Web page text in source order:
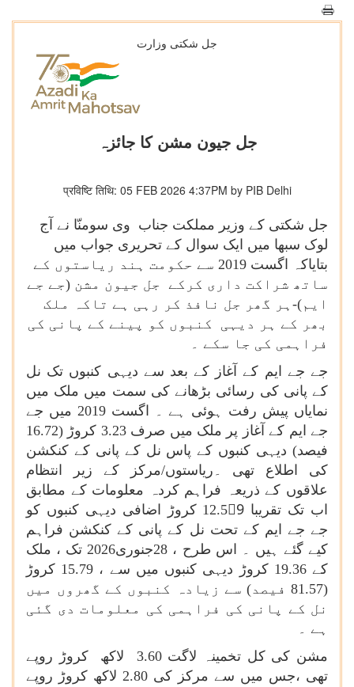
جل شکتی وزارت
جل جیون مشن کا جائزہ
प्रविष्टि तिथि: 05 FEB 2026 4:37PM by PIB Delhi
جل شکتی کے وزیر مملکت جناب وی سومنّا نے آج
لوک سبھا میں ایک سوال کے تحریری جواب میں
بتایاکہ اگست 2019 سے حکومت ہند ریاستوں کے
ساتھ شراکت داری کرکے جل جیون مشن (جے جے
ایم)-ہر گھر جل نافذ کر رہی ہے تاکہ ملک
بھر کے ہر دیہی کنبوں کو پینے کے پانی کی
فراہمی کی جا سکے ۔
جے جے ایم کے آغاز کے بعد سے دیہی کنبوں تک نل
کے پانی کی رسائی بڑھانے کی سمت میں ملک میں
نمایاں پیش رفت ہوئی ہے ۔ اگست 2019 میں جے
جے ایم کے آغاز پر ملک میں صرف 3.23 کروڑ (16.72
فیصد) دیہی کنبوں کے پاس نل کے پانی کے کنکشن
کی اطلاع تھی ۔ریاستوں/مرکز کے زیر انتظام
علاقوں کے ذریعہ فراہم کردہ معلومات کے مطابق
اب تک تقریبا 12.59ً کروڑ اضافی دیہی کنبوں کو
جے جے ایم کے تحت نل کے پانی کے کنکشن فراہم
کیے گئے ہیں ۔ اس طرح ، 28جنوری2026 تک ، ملک
کے 19.36 کروڑ دیہی کنبوں میں سے ، 15.79 کروڑ
(81.57 فیصد) سے زیادہ کنبوں کے گھروں میں
نل کے پانی کی فراہمی کی معلومات دی گئی
ہے ۔
مشن کی کل تخمینہ لاگت 3.60 لاکھ کروڑ روپے
تھی ،جس میں سے مرکز کی 2.80 لاکھ کروڑ روپے